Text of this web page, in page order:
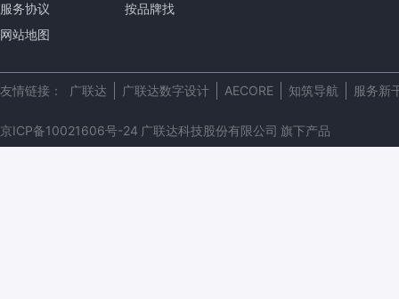
服务协议
网站地图
按品牌找
友情链接： 广联达 广联达数字设计 AECORE 知筑导航 服务新
京ICP备10021606号-24 广联达科技股份有限公司 旗下产品